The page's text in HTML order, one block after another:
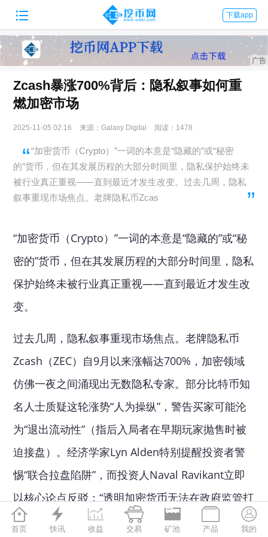
 下载app
Zcash暴涨700%背后：隐私叙事如何重
燃加密市场
2025-11-05 02:16 来源：Galaxy Digital 阅读：1478
“加密货币（Crypto）”一词的本意是“隐藏的”或“秘密
的”货币，但在其发展历程的大部分时间里，隐私保护始终未
被行业真正重视——直到最近才发生改变。过去几周，隐私
叙事重现市场焦点。老牌隐私币Zcas
“加密货币（Crypto）”一词的本意是“隐藏的”或“秘
密的”货币，但在其发展历程的大部分时间里，隐私
保护始终未被行业真正重视——直到最近才发生改
变。
过去几周，隐私叙事重现市场焦点。老牌隐私币
Zcash（ZEC）自9月以来涨幅达700%，加密领域
仿佛一夜之间涌现出无数隐私专家。部分比特币知
名人士质疑这轮涨势“人为操纵”，警告买家可能沦
为“退出流动性”（指后入局者在早期玩家抛售时被
迫接盘）。经济学家Lyn Alden特别提醒投资者警
惕“联合拉盘陷阱”，而投资人Naval Ravikant立即
以核心论点反驳：“透明加密货币无法在政府监管打
压下存活”。

首页

快讯

收益

交易

矿池

产品

我的